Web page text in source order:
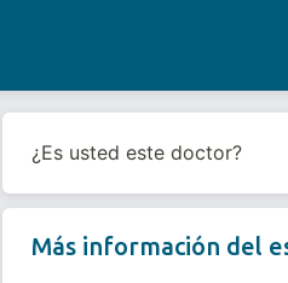
¿Es usted este doctor?
Más información del